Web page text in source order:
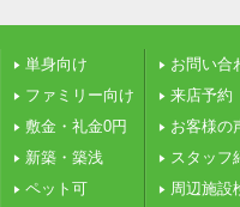
単身向け
ファミリー向け
敷金・礼金0円
新築・築浅
ペット可
お問い合
来店予約
お客様の
スタッフ
周辺施設